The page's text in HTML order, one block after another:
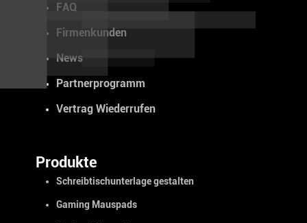
FAQ
Firmenkunden
News
Partnerprogramm
Vertrag Wiederrufen
Produkte
Schreibtischunterlage gestalten
Gaming Mauspads